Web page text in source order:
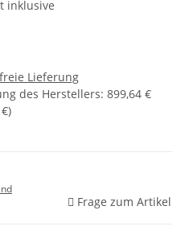
inklusive
Lieferung
des Herstellers: 899,64 €
)
Frage zum Artikel